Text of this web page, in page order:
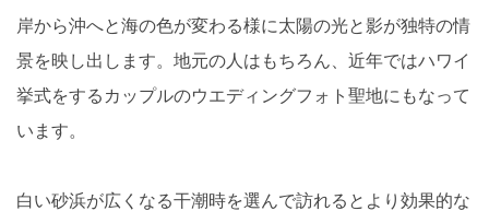
岸から沖へと海の色が変わる様に太陽の光と影が独特の情
景を映し出します。地元の人はもちろん、近年ではハワイ
挙式をするカップルのウエディングフォト聖地にもなって
います。
白い砂浜が広くなる干潮時を選んで訪れるとより効果的な